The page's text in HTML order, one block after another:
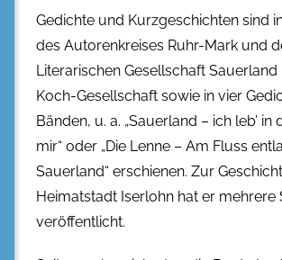
Gedichte und Kurzgeschichten sind
des Autorenkreises Ruhr-Mark und
Literarischen Gesellschaft Sauerland
Koch-Gesellschaft sowie in vier
Bänden, u. a. „Sauerland – ich leb’ in
mir“ oder „Die Lenne – Am Fluss
Sauerland“ erschienen. Zur
Heimatstadt Iserlohn hat er mehrere
veröffentlicht.